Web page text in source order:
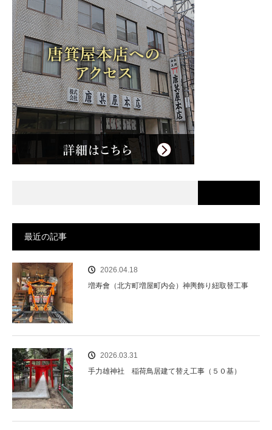
最近の記事
2026.04.18
増寿會（北方町増屋町内会）神輿飾り紐取替工事
2026.03.31
手力雄神社 稲荷鳥居建て替え工事（５０基）